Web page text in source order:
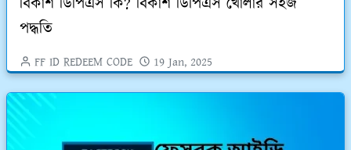
পদ্ধতি
FF ID REDEEM CODE 19 Jan, 2025